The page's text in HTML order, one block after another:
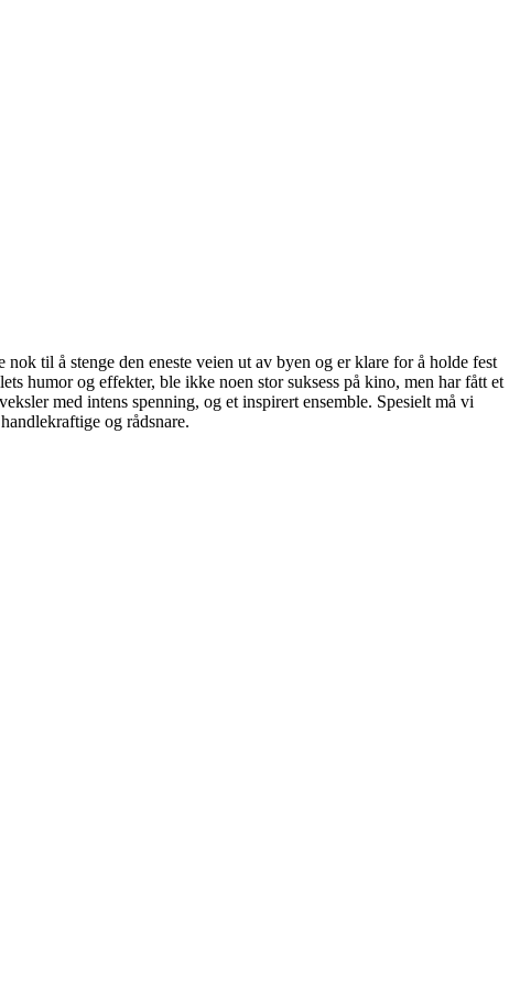
til å stenge den eneste veien ut av byen og er klare for å holde fest
humor og effekter, ble ikke noen stor suksess på kino, men har fått et
med intens spenning, og et inspirert ensemble. Spesielt må vi
og rådsnare.